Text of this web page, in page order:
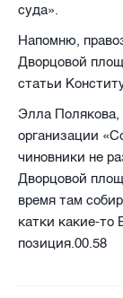
суда».
Напомню,
Дворцовой
статьи
Элла Полякова,
организации
чиновники не
Дворцовой
время там
катки какие-то
позиция.00.58